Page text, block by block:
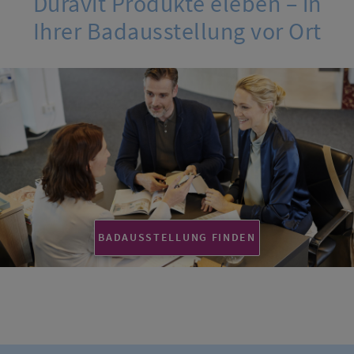
Ihrer Badausstellung vor Ort
BADAUSSTELLUNG FINDEN